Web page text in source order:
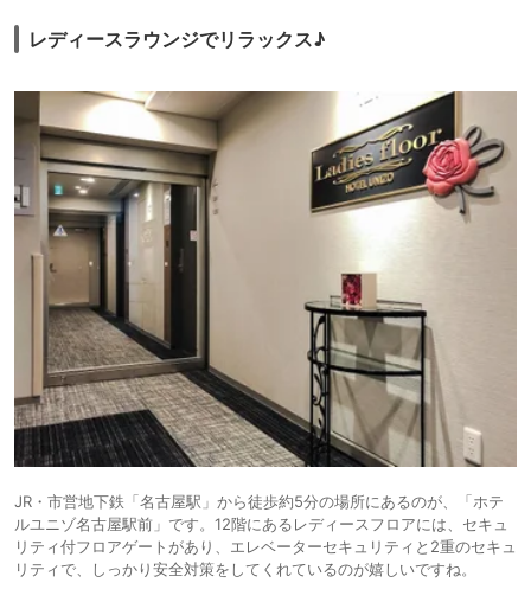
レディースラウンジでリラックス♪
JR・市営地下鉄「名古屋駅」から徒歩約5分の場所にあるのが、「ホテ
ルユニゾ名古屋駅前」です。12階にあるレディースフロアには、セキュ
リティ付フロアゲートがあり、エレベーターセキュリティと2重のセキュ
リティで、しっかり安全対策をしてくれているのが嬉しいですね。